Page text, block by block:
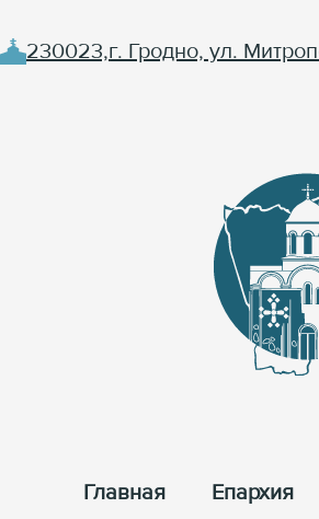
230023,г. Гродно, ул.
Главная Епархия